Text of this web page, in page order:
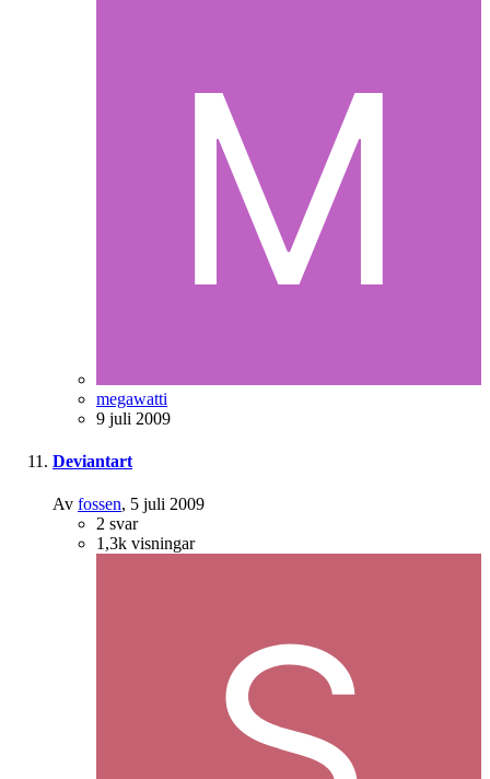
megawatti
9 juli 2009
Deviantart
Av fossen, 5 juli 2009
2 svar
1,3k visningar